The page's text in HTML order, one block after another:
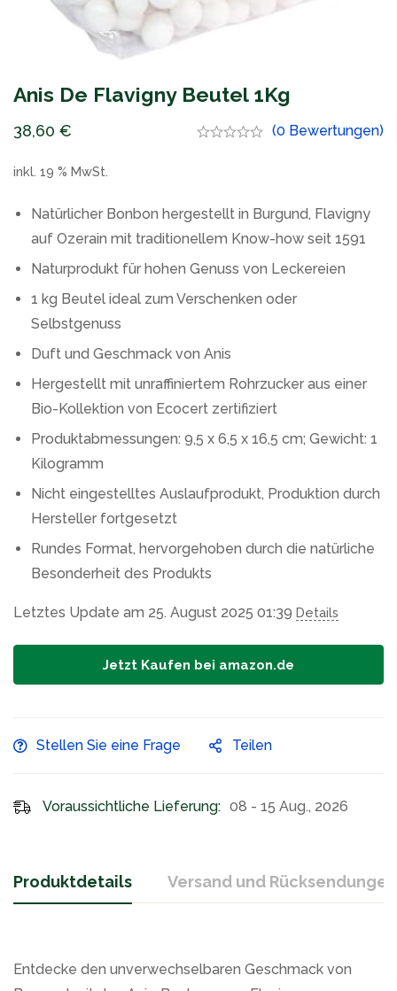
Anis De Flavigny Beutel 1Kg
38,60 € (0 Bewertungen)
inkl. 19 % MwSt.
Natürlicher Bonbon hergestellt in Burgund, Flavigny
auf Ozerain mit traditionellem Know-how seit 1591
Naturprodukt für hohen Genuss von Leckereien
1 kg Beutel ideal zum Verschenken oder
Selbstgenuss
Duft und Geschmack von Anis
Hergestellt mit unraffiniertem Rohrzucker aus einer
Bio-Kollektion von Ecocert zertifiziert
Produktabmessungen: 9,5 x 6,5 x 16,5 cm; Gewicht: 1
Kilogramm
Nicht eingestelltes Auslaufprodukt, Produktion durch
Hersteller fortgesetzt
Rundes Format, hervorgehoben durch die natürliche
Besonderheit des Produkts
Letztes Update am 25. August 2025 01:39 Details
Jetzt Kaufen bei amazon.de
Stellen Sie eine Frage Teilen
Voraussichtliche Lieferung: 08 - 15 Aug., 2026
Produktdetails Versand und Rücksendungen
Entdecke den unverwechselbaren Geschmack von